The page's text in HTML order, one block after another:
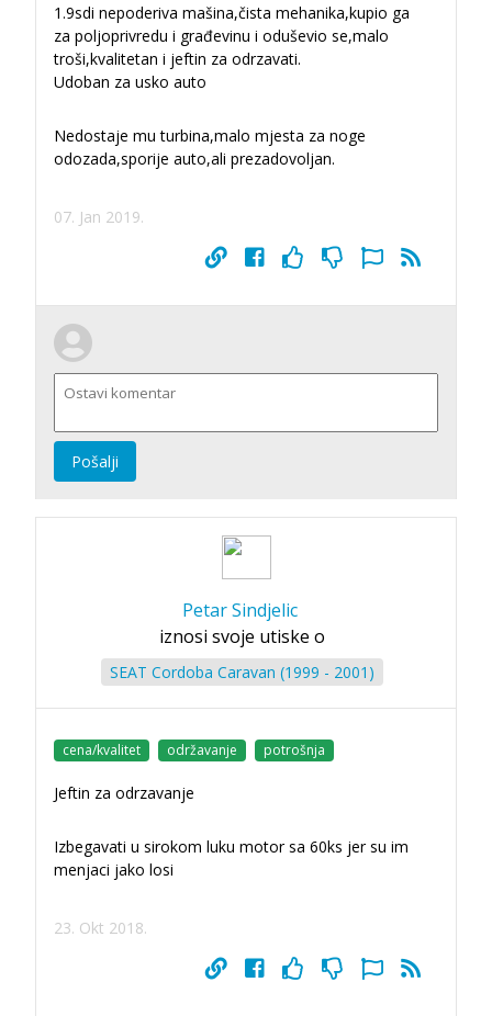
1.9sdi nepoderiva mašina,čista mehanika,kupio ga
za poljoprivredu i građevinu i oduševio se,malo
troši,kvalitetan i jeftin za odrzavati.
Udoban za usko auto
Nedostaje mu turbina,malo mjesta za noge
odozada,sporije auto,ali prezadovoljan.
07. Jan 2019.
Pošalji
Petar Sindjelic
iznosi svoje utiske o
SEAT Cordoba Caravan (1999 - 2001)
cena/kvalitet održavanje potrošnja
Jeftin za odrzavanje
Izbegavati u sirokom luku motor sa 60ks jer su im
menjaci jako losi
23. Okt 2018.